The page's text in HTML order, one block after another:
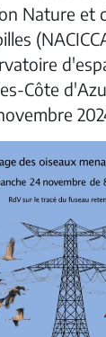
Nature et
Côte